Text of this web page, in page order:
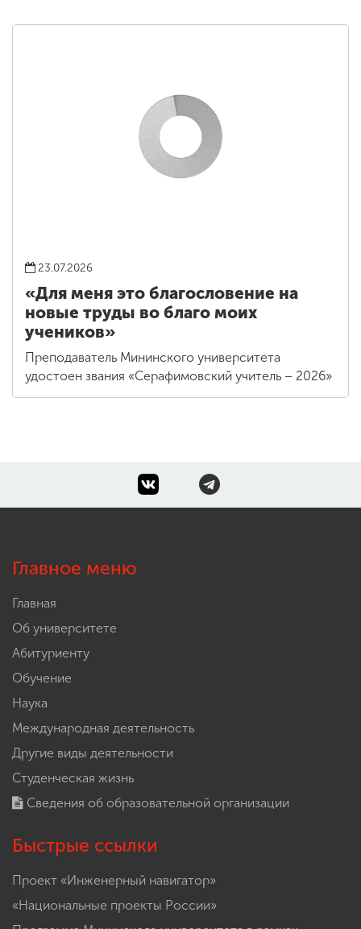
23.07.2026
«Для меня это благословение на
новые труды во благо моих
учеников»
Преподаватель Мининского университета
удостоен звания «Серафимовский учитель – 2026»
Главное меню
Главная
Об университете
Абитуриенту
Обучение
Наука
Международная деятельность
Другие виды деятельности
Студенческая жизнь
Сведения об образовательной организации
Быстрые ссылки
Проект «Инженерный навигатор»
«Национальные проекты России»